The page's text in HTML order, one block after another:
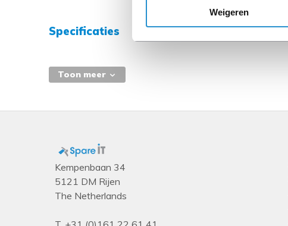
Weigeren
Specificaties
Toon meer
Kempenbaan 34
5121 DM Rijen
The Netherlands